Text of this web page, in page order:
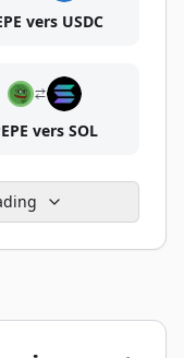
vers USDC
vers SOL